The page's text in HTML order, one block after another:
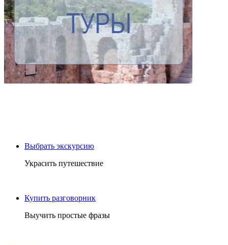
Выбрать экскурсию
Украсить путешествие
Купить разговорник
Выучить простые фразы